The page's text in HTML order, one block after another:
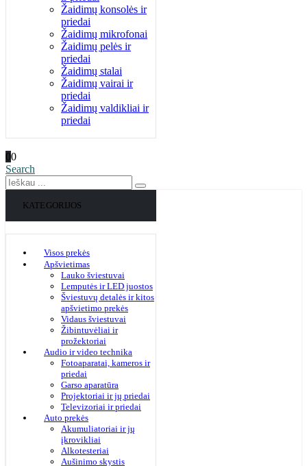
Žaidimų konsolės ir
priedai
Žaidimų mikrofonai
Žaidimų pelės ir
priedai
Žaidimų stalai
Žaidimų vairai ir
priedai
Žaidimų valdikliai ir
priedai
00
Search
KATEGORIJOS
Visos prekės
Apšvietimas
Lauko šviestuvai
Lemputės ir LED juostos
Šviestuvų detalės ir kitos
apšvietimo prekės
Vidaus šviestuvai
Žibintuvėliai ir
prožektoriai
Audio ir video technika
Fotoaparatai, kameros ir
priedai
Garso aparatūra
Projektoriai ir jų priedai
Televizoriai ir priedai
Auto prekės
Akumuliatoriai ir jų
įkrovikliai
Alkotesteriai
Aušinimo skystis